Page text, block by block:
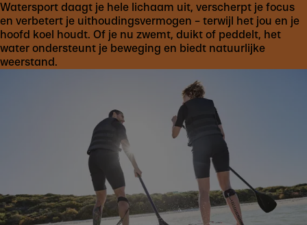
Watersport daagt je hele lichaam uit, verscherpt je focus
en verbetert je uithoudingsvermogen – terwijl het jou en je
hoofd koel houdt. Of je nu zwemt, duikt of peddelt, het
water ondersteunt je beweging en biedt natuurlijke
weerstand.